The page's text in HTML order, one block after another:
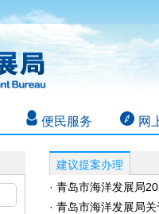
便民服务 网
建议提案办理
· 青岛市海洋发展局
· 青岛市海洋发展局